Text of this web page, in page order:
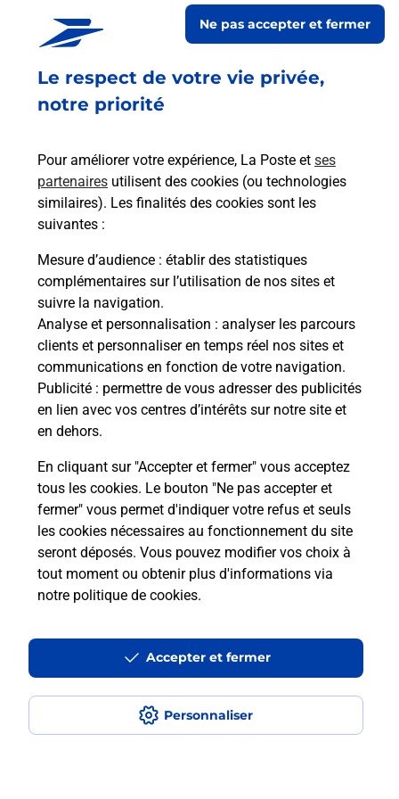
Le respect de votre vie privée,
notre priorité
Pour améliorer votre expérience, La Poste et ses
partenaires utilisent des cookies (ou technologies
similaires). Les finalités des cookies sont les
suivantes :
Mesure d’audience : établir des statistiques
complémentaires sur l’utilisation de nos sites et
suivre la navigation.
Analyse et personnalisation : analyser les parcours
clients et personnaliser en temps réel nos sites et
communications en fonction de votre navigation.
Publicité : permettre de vous adresser des publicités
en lien avec vos centres d’intérêts sur notre site et
en dehors.
En cliquant sur "Accepter et fermer" vous acceptez
tous les cookies. Le bouton "Ne pas accepter et
fermer" vous permet d'indiquer votre refus et seuls
les cookies nécessaires au fonctionnement du site
seront déposés. Vous pouvez modifier vos choix à
tout moment ou obtenir plus d'informations via
notre politique de cookies.
Personnaliser
Ne pas accepter et fermer
Accepter et fermer
Envoyer un colis
Vous souhaitez envoyer un colis depuis :
solutions proposées par La Poste.
En savoir plus
Foire aux questions
Quel âge minimum faut-il pour
passer le permis bateau ?
Combien coûte le code bateau ?
Combien de temps est valable le
code bateau ?
Peut-on passer le permis bateau
avec le CPF ?
Ain OYONNAX OYONNAX